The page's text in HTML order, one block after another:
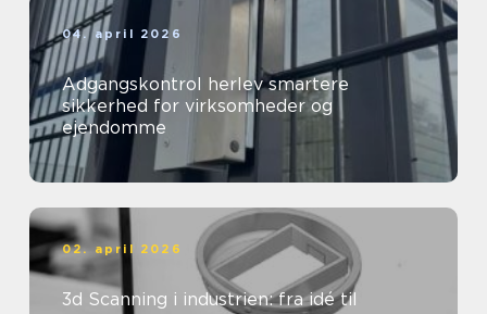
04. april 2026
Adgangskontrol herlev smartere
sikkerhed for virksomheder og
ejendomme
02. april 2026
3d Scanning i industrien: fra idé til